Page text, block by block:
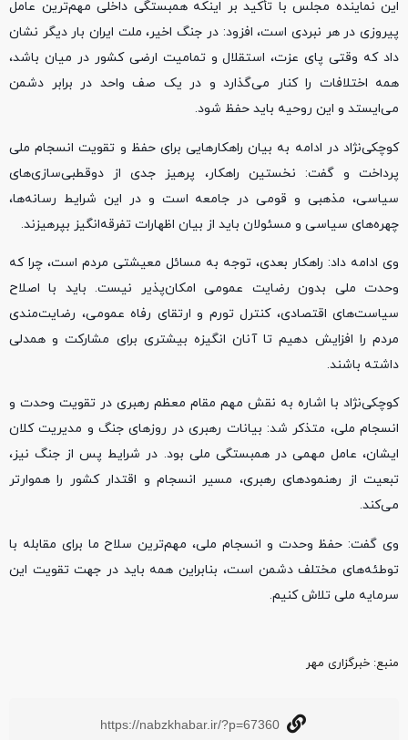
این نماینده مجلس با تأکید بر اینکه همبستگی داخلی مهم‌ترین عامل
پیروزی در هر نبردی است، افزود: در جنگ اخیر، ملت ایران بار دیگر نشان
داد که وقتی پای عزت، استقلال و تمامیت ارضی کشور در میان باشد،
همه اختلافات را کنار می‌گذارد و در یک صف واحد در برابر دشمن
می‌ایستد و این روحیه باید حفظ شود.
کوچکی‌نژاد در ادامه به بیان راهکارهایی برای حفظ و تقویت انسجام ملی
پرداخت و گفت: نخستین راهکار، پرهیز جدی از دوقطبی‌سازی‌های
سیاسی، مذهبی و قومی در جامعه است و در این شرایط رسانه‌ها،
چهره‌های سیاسی و مسئولان باید از بیان اظهارات تفرقه‌انگیز بپرهیزند.
وی ادامه داد: راهکار بعدی، توجه به مسائل معیشتی مردم است، چرا که
وحدت ملی بدون رضایت عمومی امکان‌پذیر نیست. باید با اصلاح
سیاست‌های اقتصادی، کنترل تورم و ارتقای رفاه عمومی، رضایت‌مندی
مردم را افزایش دهیم تا آنان انگیزه بیشتری برای مشارکت و همدلی
داشته باشند.
کوچکی‌نژاد با اشاره به نقش مهم مقام معظم رهبری در تقویت وحدت و
انسجام ملی، متذکر شد: بیانات رهبری در روزهای جنگ و مدیریت کلان
ایشان، عامل مهمی در همبستگی ملی بود. در شرایط پس از جنگ نیز،
تبعیت از رهنمودهای رهبری، مسیر انسجام و اقتدار کشور را هموارتر
می‌کند.
وی گفت: حفظ وحدت و انسجام ملی، مهم‌ترین سلاح ما برای مقابله با
توطئه‌های مختلف دشمن است، بنابراین همه باید در جهت تقویت این
سرمایه ملی تلاش کنیم.
منبع‌: خبرگزاری مهر
https://nabzkhabar.ir/?p=67360